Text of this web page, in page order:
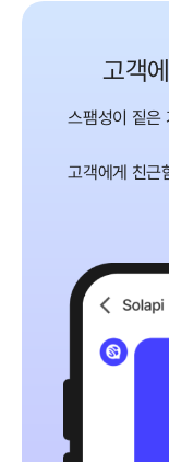
고객
스팸성이 짙은
고객에게 친근